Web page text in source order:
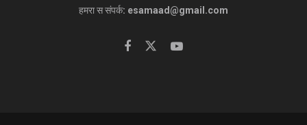
हमरा स संपर्क: esamaad@gmail.com